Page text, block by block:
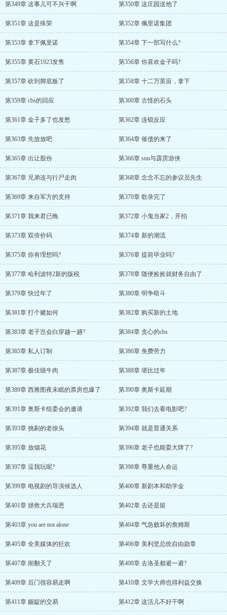
第349章 这事儿可不兴干啊 第350章 这庄园送他了
第351章 这是殊荣 第352章 佩里诺集团
第353章 拿下佩里诺 第354章 下一部写什么?
第355章 黄石1923发售 第356章 你喜欢金子吗?
第357章 砍到脚底板了 第358章 十二万英亩，拿下
第359章 cbs的回应 第360章 古怪的石头
第361章 金子多了也发愁 第362章 连锁反应
第363章 先放放吧 第364章 催债的来了
第365章 出让股份 第366章 snn与霹雳游侠
第367章 兄弟连与行尸走肉 第368章 念念不忘的参议员先生
第369章 来自军方的支持 第370章 歌录完了
第371章 我来君已晚 第372章 小鬼当家2，开拍
第373章 双倍价码 第374章 新的潮流
第375章 你有理想吗? 第376章 提前毕业吗?
第377章 哈利波特2新的版税 第378章 随便捡捡就财务自由了
第379章 快过年了 第380章 明争暗斗
第381章 打个赌如何 第382章 购买新的土地
第383章 老子岂会白穿越一趟? 第384章 贪心的cbs
第385章 私人订制 第386章 免费劳力
第387章 极佳级牛肉 第388章 堪比过年
第389章 西雅图夜未眠的票房也爆了 第390章 奥斯卡延期
第391章 奥斯卡组委会的邀请 第392章 我们去看电影吧?
第393章 挑剔的老徐头 第394章 就是普通关系
第395章 放烟花 第396章 老子也能耍大牌了?
第397章 逗我玩呢? 第398章 尊重他人命运
第399章 电视剧的导演候选人 第400章 新剧本和助学金
第401章 拯救大兵瑞恩 第402章 去还是留
第403章 you are not alone 第404章 气急败坏的詹姆斯
第405章 全美媒体的狂欢 第406章 美利坚总统自由勋章
第407章 闹翻天了 第408章 去洛圣都避一避?
第409章 后门很容易走啊 第410章 文学大师也得利益交换
第411章 龌龊的交易 第412章 这活儿不好干啊